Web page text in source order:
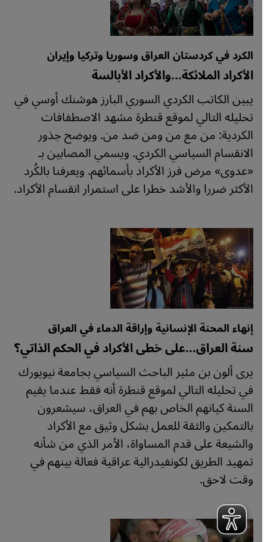
الكرد في كردستان العراق وسوريا وتركيا وإيران
الأكراد الملائكة...والأكراد الأبالسة
يبين الكاتب الكردي السوري البارز هوشنك أوسي في
تحليله التالي لموقع قنطرة مشهد الاصطفافات
الكردية: من مع من ومن ضد من. ويوضح جذور
الانقسام السياسي الكردي. ويسمي المصابين بـ
«عدوى» مرض فرز الأكراد بأسمائهم. ويعرفنا بالكُرد
الأكثر ضررا والأشد خطرا على استمرار انقسام الأكراد.
إنهاء المحنة الإنسانية وإراقة الدماء في العراق
سنة العراق...على خطى الأكراد في الحكم الذاتي؟
يرى ألون بن مئير الباحث السياسي بجامعة نيويورك
في تحليله التالي لموقع قنطرة أنه فقط عندما يقيم
السنة كيانهم الخاص بهم في العراق، سيشعرون
بالتمكين والثقة للعمل بشكل وثيق مع الأكراد
والشيعة على قدم المساواة، الأمر الذي من شأنه
تمهيد الطريق لكونفيدرالية عراقية فعالة بينهم في
وقت لاحق.